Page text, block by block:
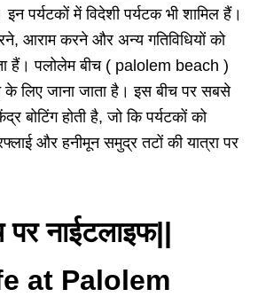
इन पर्यटकों में विदेशी पर्यटक भी शामिल हैं।
, आराम करने और अन्य गतिविधियों को
हैं। पलोलेम बीच ( palolem beach )
के लिए जाना जाता है। इस बीच पर सबसे
बोटिंग होती है, जो कि पर्यटकों को
और हनीमून समुद्र तटों की यात्रा पर
पर नाईटलाइफ||
at Palolem